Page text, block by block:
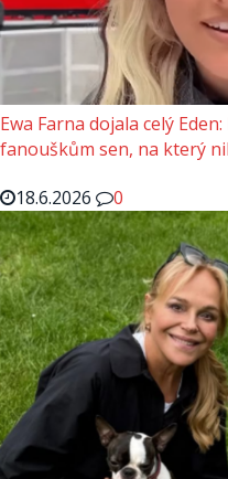
Ewa Farna dojala celý
fanouškům sen, na který
18.6.2026
0